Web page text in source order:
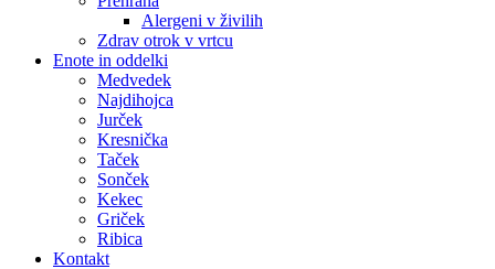
Alergeni v živilih
Zdrav otrok v vrtcu
Enote in oddelki
Medvedek
Najdihojca
Jurček
Kresnička
Taček
Sonček
Kekec
Griček
Ribica
Kontakt